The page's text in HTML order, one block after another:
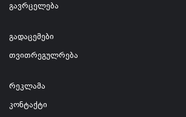
გავრცელება
გადაცემები
თვითრეგულრება
რეკლამა
კონტაქტი